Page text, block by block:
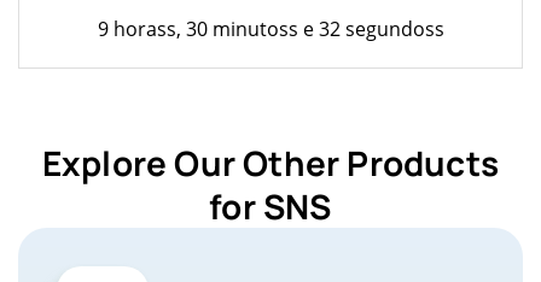
9 horass, 30 minutoss e 32 segundoss
Explore Our Other Products
for SNS